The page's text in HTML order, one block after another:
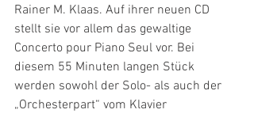
Rainer M. Klaas. Auf ihrer neuen CD
stellt sie vor allem das gewaltige
Concerto pour Piano Seul vor. Bei
diesem 55 Minuten langen Stück
werden sowohl der Solo- als auch der
„Orchesterpart“ vom Klavier